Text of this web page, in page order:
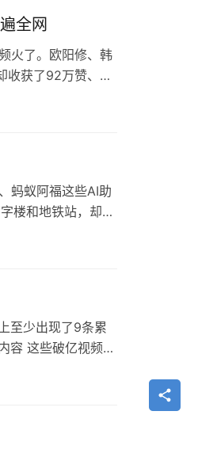
全网
火了。欧阳修、韩
获了92万赞、
蚂蚁阿福这些AI助
楼和地铁站，却偏
至少出现了9条累
容 这些破亿视频大